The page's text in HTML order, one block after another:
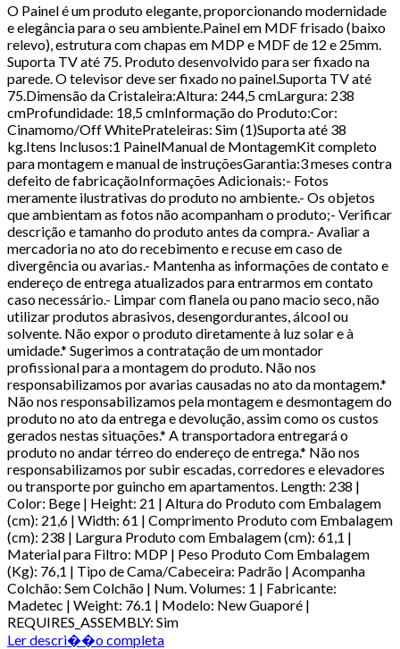
O Painel é um produto elegante, proporcionando modernidade
e elegância para o seu ambiente.Painel em MDF frisado (baixo
relevo), estrutura com chapas em MDP e MDF de 12 e 25mm.
Suporta TV até 75. Produto desenvolvido para ser fixado na
parede. O televisor deve ser fixado no painel.Suporta TV até
75.Dimensão da Cristaleira:Altura: 244,5 cmLargura: 238
cmProfundidade: 18,5 cmInformação do Produto:Cor:
Cinamomo/Off WhitePrateleiras: Sim (1)Suporta até 38
kg.Itens Inclusos:1 PainelManual de MontagemKit completo
para montagem e manual de instruçõesGarantia:3 meses contra
defeito de fabricaçãoInformações Adicionais:- Fotos
meramente ilustrativas do produto no ambiente.- Os objetos
que ambientam as fotos não acompanham o produto;- Verificar
descrição e tamanho do produto antes da compra.- Avaliar a
mercadoria no ato do recebimento e recuse em caso de
divergência ou avarias.- Mantenha as informações de contato e
endereço de entrega atualizados para entrarmos em contato
caso necessário.- Limpar com flanela ou pano macio seco, não
utilizar produtos abrasivos, desengordurantes, álcool ou
solvente. Não expor o produto diretamente à luz solar e à
umidade.* Sugerimos a contratação de um montador
profissional para a montagem do produto. Não nos
responsabilizamos por avarias causadas no ato da montagem.*
Não nos responsabilizamos pela montagem e desmontagem do
produto no ato da entrega e devolução, assim como os custos
gerados nestas situações.* A transportadora entregará o
produto no andar térreo do endereço de entrega.* Não nos
responsabilizamos por subir escadas, corredores e elevadores
ou transporte por guincho em apartamentos. Length: 238 |
Color: Bege | Height: 21 | Altura do Produto com Embalagem
(cm): 21,6 | Width: 61 | Comprimento Produto com Embalagem
(cm): 238 | Largura Produto com Embalagem (cm): 61,1 |
Material para Filtro: MDP | Peso Produto Com Embalagem
(Kg): 76,1 | Tipo de Cama/Cabeceira: Padrão | Acompanha
Colchão: Sem Colchão | Num. Volumes: 1 | Fabricante:
Madetec | Weight: 76.1 | Modelo: New Guaporé |
REQUIRES_ASSEMBLY: Sim
Ler descri��o completa